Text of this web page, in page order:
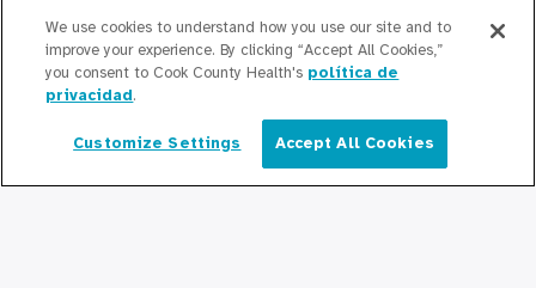
Contáctenos
Español
We use cookies to understand how you use our site and to
improve your experience. By clicking “Accept All Cookies,”
you consent to Cook County Health's política de
privacidad.
Customize Settings Accept All Cookies